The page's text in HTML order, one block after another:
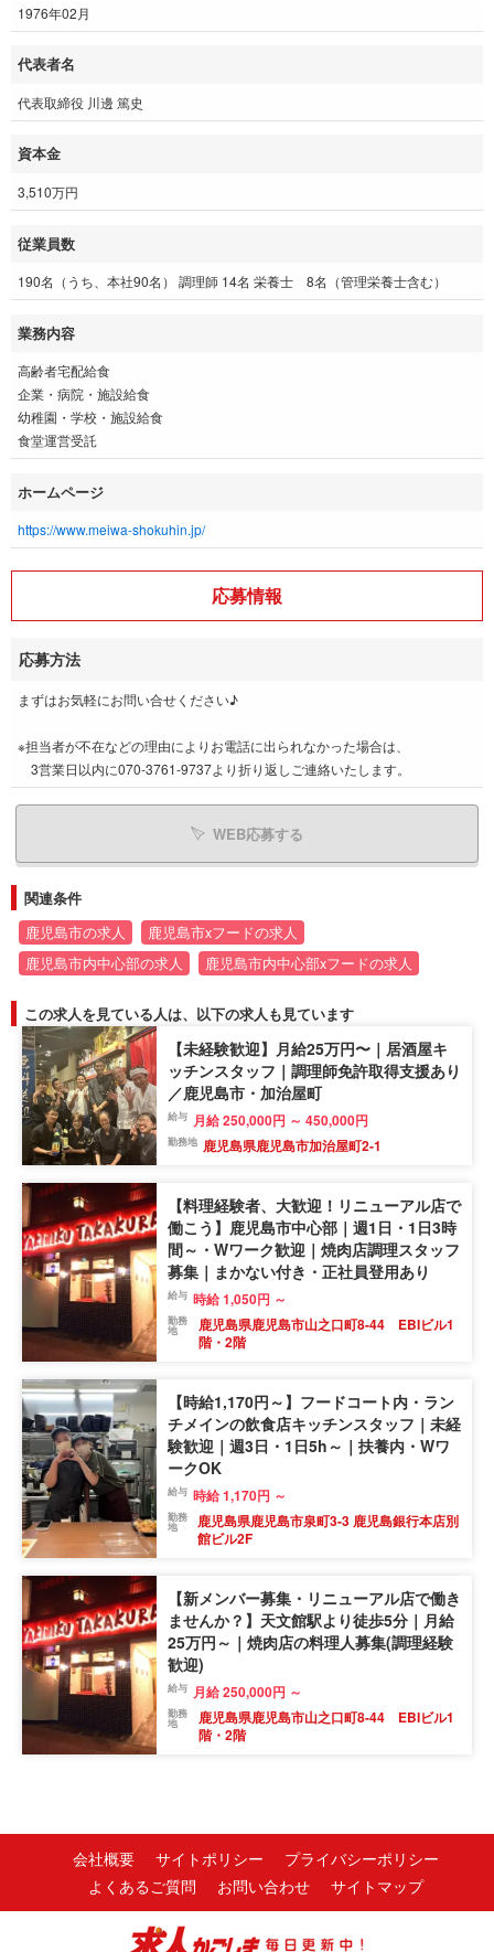
1976年02月
代表者名
代表取締役 川邊 篤史
資本金
3,510万円
従業員数
190名（うち、本社90名） 調理師 14名 栄養士 8名（管理栄養士含む）
業務内容
高齢者宅配給食
企業・病院・施設給食
幼稚園・学校・施設給食
食堂運営受託
ホームページ
https://www.meiwa-shokuhin.jp/
応募情報
応募方法
まずはお気軽にお問い合せください♪
※担当者が不在などの理由によりお電話に出られなかった場合は、
3営業日以内に070-3761-9737より折り返しご連絡いたします。
WEB応募する
関連条件
鹿児島市の求人
鹿児島市xフードの求人
鹿児島市内中心部の求人
鹿児島市内中心部xフードの求人
この求人を見ている人は、以下の求人も見ています
【未経験歓迎】月給25万円〜｜居酒屋キ
ッチンスタッフ｜調理師免許取得支援あり
／鹿児島市・加治屋町
給与 月給 250,000円 ～ 450,000円
勤務地 鹿児島県鹿児島市加治屋町2-1
【料理経験者、大歓迎！リニューアル店で
働こう】鹿児島市中心部｜週1日・1日3時
間～・Wワーク歓迎｜焼肉店調理スタッフ
募集｜まかない付き・正社員登用あり
給与 時給 1,050円 ～
勤務
地
鹿児島県鹿児島市山之口町8-44 EBIビル1
階・2階
【時給1,170円～】フードコート内・ラン
チメインの飲食店キッチンスタッフ｜未経
験歓迎｜週3日・1日5h～｜扶養内・Wワ
ークOK
給与 時給 1,170円 ～
勤務
地
鹿児島県鹿児島市泉町3-3 鹿児島銀行本店別
館ビル2F
【新メンバー募集・リニューアル店で働き
ませんか？】天文館駅より徒歩5分｜月給
25万円～｜焼肉店の料理人募集(調理経験
歓迎)
給与 月給 250,000円 ～
勤務
地
鹿児島県鹿児島市山之口町8-44 EBIビル1
階・2階
会社概要 サイトポリシー
プライバシーポリシー
よくあるご質問
お問い合わせ サイトマップ